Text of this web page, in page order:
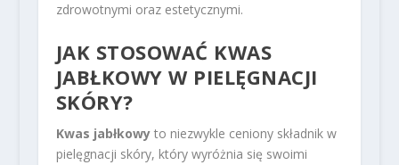
zdrowotnymi oraz estetycznymi.
JAK STOSOWAĆ KWAS
JABŁKOWY W PIELĘGNACJI
SKÓRY?
Kwas jabłkowyto niezwykle ceniony składnik w
pielęgnacji skóry, który wyróżnia się swoimi